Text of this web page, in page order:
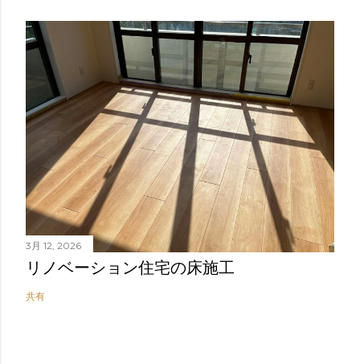
3月 12, 2026
リノベーション住宅の床施工
共有